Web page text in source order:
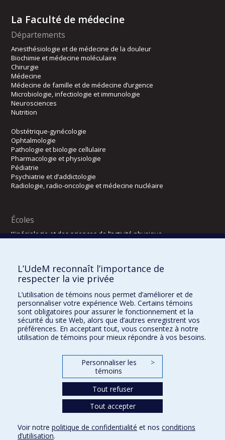
La Faculté de médecine
Départements
Anesthésiologie et de médecine de la douleur
Biochimie et médecine moléculaire
Chirurgie
Médecine
Médecine de famille et de médecine d’urgence
Microbiologie, infectiologie et immunologie
Neurosciences
Nutrition
Obstétrique-gynécologie
Ophtalmologie
Pathologie et biologie cellulaire
Pharmacologie et physiologie
Pédiatrie
Psychiatrie et d’addictologie
Radiologie, radio-oncologie et médecine nucléaire
Écoles
Kinésiologie et des sciences de l’activité physique
Directions
DPC
CPASS
Éthique clinique
Conditions d’utilisation 2025-2026
Khun Visith Keu
Dr Mathieu Dehaes
Projets d’étudiants – été 2026
29e concours du programme de support professoral (PSP)
CONCOURS 2026-2027 – BOURSES DE FORMATION COMPLÉMENTAIRE
L’UdeM reconnaît l’importance de
respecter la vie privée
L’utilisation de témoins nous permet d’améliorer et de
personnaliser votre expérience Web. Certains témoins
sont obligatoires pour assurer le fonctionnement et la
sécurité du site Web, alors que d’autres enregistrent vos
préférences. En acceptant tout, vous consentez à notre
utilisation de témoins pour mieux répondre à vos besoins.
Personnaliser les
témoins
>
Tout refuser
Tout accepter
Voir notre politique de confidentialité et nos conditions
d’utilisation.